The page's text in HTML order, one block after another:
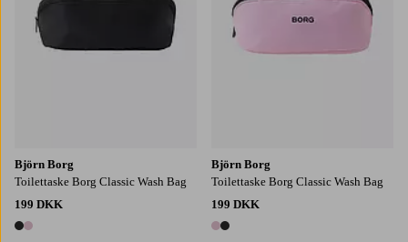
Björn Borg
Toilettaske Borg Classic Wash Bag
199 DKK
2 farver
Björn Borg
Toilettaske Borg Classic Wash Bag
199 DKK
2 farver